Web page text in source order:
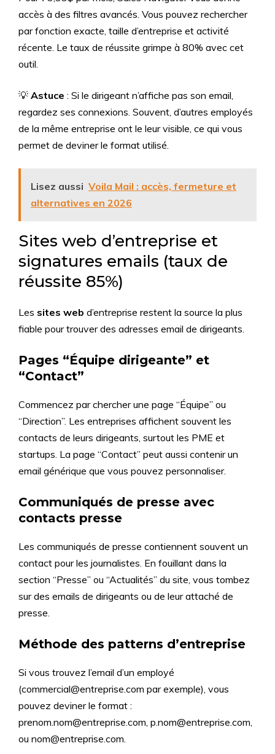
accès à des filtres avancés. Vous pouvez rechercher
par fonction exacte, taille d’entreprise et activité
récente. Le taux de réussite grimpe à 80% avec cet
outil.
💡 Astuce : Si le dirigeant n’affiche pas son email,
regardez ses connexions. Souvent, d’autres employés
de la même entreprise ont le leur visible, ce qui vous
permet de deviner le format utilisé.
Lisez aussi Voila Mail : accès, fermeture et
alternatives en 2026
Sites web d’entreprise et
signatures emails (taux de
réussite 85%)
Les sites web d’entreprise restent la source la plus
fiable pour trouver des adresses email de dirigeants.
Pages “Équipe dirigeante” et
“Contact”
Commencez par chercher une page “Équipe” ou
“Direction”. Les entreprises affichent souvent les
contacts de leurs dirigeants, surtout les PME et
startups. La page “Contact” peut aussi contenir un
email générique que vous pouvez personnaliser.
Communiqués de presse avec
contacts presse
Les communiqués de presse contiennent souvent un
contact pour les journalistes. En fouillant dans la
section “Presse” ou “Actualités” du site, vous tombez
sur des emails de dirigeants ou de leur attaché de
presse.
Méthode des patterns d’entreprise
Si vous trouvez l’email d’un employé
(commercial@entreprise.com par exemple), vous
pouvez deviner le format :
prenom.nom@entreprise.com, p.nom@entreprise.com,
ou nom@entreprise.com.